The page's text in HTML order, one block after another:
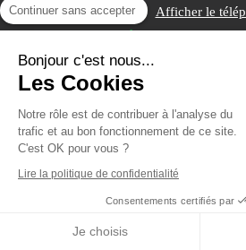
Afficher le
Afficher le
Plan du site
Création et référencement du site par
Ce site a été proposé par
Continuer sans accepter
Bonjour c'est nous...
Les Cookies
Notre rôle est de contribuer à l'analyse du
trafic et au bon fonctionnement de ce site.
C'est OK pour vous ?
Lire la politique de confidentialité
Consentements certifiés par
Je choisis